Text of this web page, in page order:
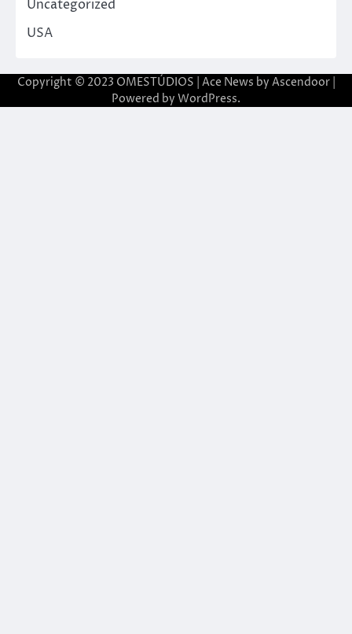
Uncategorized
USA
Copyright © 2023 OMESTÚDIOS | Ace News by Ascendoor|
Powered by WordPress.